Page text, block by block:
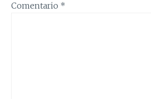
Comentario *